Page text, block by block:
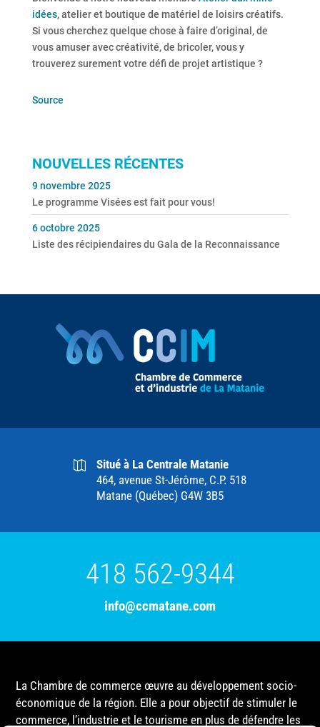
idées, atelier et boutique de matériel de loisirs créatifs.
Si vous cherchez quelque chose à faire d’original, de
vous amuser avec créativité, de bricoler, vous y
trouverez surement votre défi de projet artistique ?
Source
NOUVELLES RÉCENTES
Le programme Visées est fait pour vous!
9 novembre 2025
Liste des récipiendaires du Gala de la Reconnaissance
6 octobre 2025
Situé à La Centrale Matanie
464, avenue St-Jérôme, C.P. 518
Matane (Québec) G4W 3B5
418 562-9344
info@ccmatane.com
La Chambre de commerce œuvre au développement socio-
économique de la région. Elle a pour objectif de stimuler le
commerce, l’industrie et le tourisme en plus de défendre les